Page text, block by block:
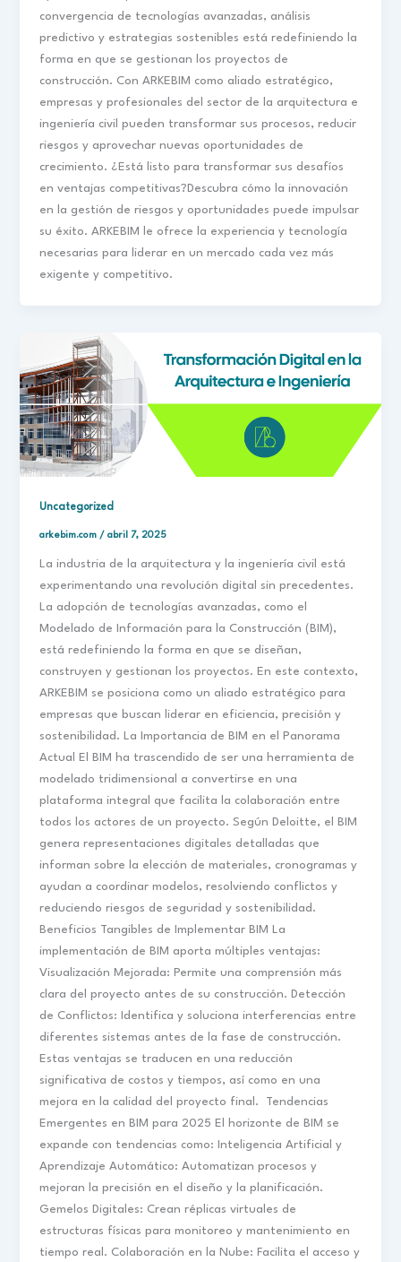
convergencia de tecnologías avanzadas, análisis
predictivo y estrategias sostenibles está redefiniendo la
forma en que se gestionan los proyectos de
construcción. Con ARKEBIM como aliado estratégico,
empresas y profesionales del sector de la arquitectura e
ingeniería civil pueden transformar sus procesos, reducir
riesgos y aprovechar nuevas oportunidades de
crecimiento. ¿Está listo para transformar sus desafíos
en ventajas competitivas?Descubra cómo la innovación
en la gestión de riesgos y oportunidades puede impulsar
su éxito. ARKEBIM le ofrece la experiencia y tecnología
necesarias para liderar en un mercado cada vez más
exigente y competitivo.
Uncategorized
arkebim.com/abril 7, 2025
La industria de la arquitectura y la ingeniería civil está
experimentando una revolución digital sin precedentes.
La adopción de tecnologías avanzadas, como el
Modelado de Información para la Construcción (BIM),
está redefiniendo la forma en que se diseñan,
construyen y gestionan los proyectos. En este contexto,
ARKEBIM se posiciona como un aliado estratégico para
empresas que buscan liderar en eficiencia, precisión y
sostenibilidad.​ La Importancia de BIM en el Panorama
Actual El BIM ha trascendido de ser una herramienta de
modelado tridimensional a convertirse en una
plataforma integral que facilita la colaboración entre
todos los actores de un proyecto. Según Deloitte, el BIM
genera representaciones digitales detalladas que
informan sobre la elección de materiales, cronogramas y
ayudan a coordinar modelos, resolviendo conflictos y
reduciendo riesgos de seguridad y sostenibilidad.
Beneficios Tangibles de Implementar BIM​ La
implementación de BIM aporta múltiples ventajas:​
Visualización Mejorada: Permite una comprensión más
clara del proyecto antes de su construcción.​ Detección
de Conflictos: Identifica y soluciona interferencias entre
diferentes sistemas antes de la fase de construcción.​
Estas ventajas se traducen en una reducción
significativa de costos y tiempos, así como en una
mejora en la calidad del proyecto final. ​ Tendencias
Emergentes en BIM para 2025​ El horizonte de BIM se
expande con tendencias como:​ Inteligencia Artificial y
Aprendizaje Automático: Automatizan procesos y
mejoran la precisión en el diseño y la planificación.​
Gemelos Digitales: Crean réplicas virtuales de
estructuras físicas para monitoreo y mantenimiento en
tiempo real.​ Colaboración en la Nube: Facilita el acceso y